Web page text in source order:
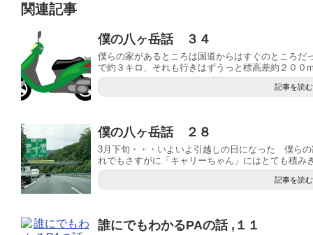
関連記事
僕の八ヶ岳話 ３４
僕らの家があるところは国道からはすぐのところだ
で約３キロ、それも行きはずうっと標高差約２００
記事を読む
僕の八ヶ岳話 ２８
3月下旬・・・いよいよ引越しの日になった 僕ら
れでもさすがに「キャリーちゃん」にはとても積み
記事を読む
誰にでもわかるPAの話 ,１１